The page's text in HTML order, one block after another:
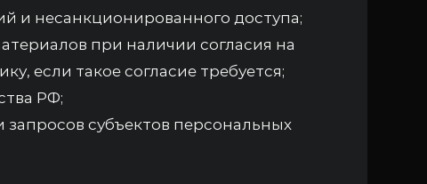
и несанкционированного доступа;
при наличии согласия на
если такое согласие требуется;
РФ;
субъектов персональных